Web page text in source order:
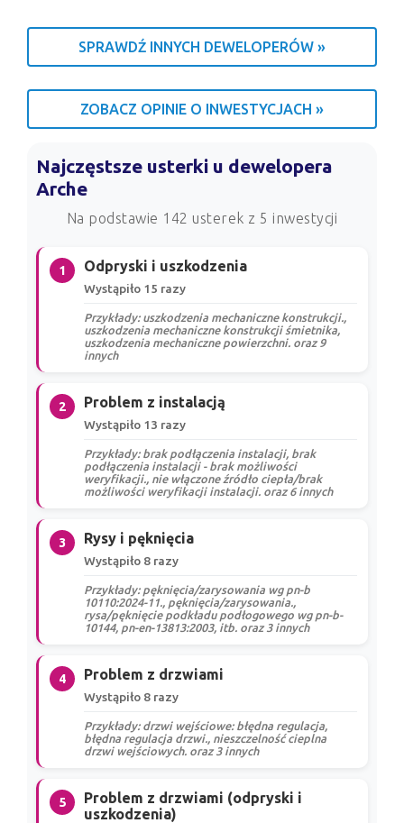
SPRAWDŹ INNYCH DEWELOPERÓW »
ZOBACZ OPINIE O INWESTYCJACH »
Najczęstsze usterki u dewelopera
Arche
Na podstawie 142 usterek z 5 inwestycji
1 Odpryski i uszkodzenia
Wystąpiło 15 razy
Przykłady: uszkodzenia mechaniczne konstrukcji.,
uszkodzenia mechaniczne konstrukcji śmietnika,
uszkodzenia mechaniczne powierzchni. oraz 9
innych
2 Problem z instalacją
Wystąpiło 13 razy
Przykłady: brak podłączenia instalacji, brak
podłączenia instalacji - brak możliwości
weryfikacji., nie włączone źródło ciepła/brak
możliwości weryfikacji instalacji. oraz 6 innych
3 Rysy i pęknięcia
Wystąpiło 8 razy
Przykłady: pęknięcia/zarysowania wg pn-b
10110:2024-11., pęknięcia/zarysowania.,
rysa/pęknięcie podkładu podłogowego wg pn-b-
10144, pn-en-13813:2003, itb. oraz 3 innych
4 Problem z drzwiami
Wystąpiło 8 razy
Przykłady: drzwi wejściowe: błędna regulacja,
błędna regulacja drzwi., nieszczelność cieplna
drzwi wejściowych. oraz 3 innych
5
Problem z drzwiami (odpryski i
uszkodzenia)